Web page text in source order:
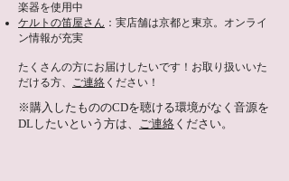
楽器を使用中
ケルトの笛屋さん ：実店舗は京都と東京。オンライ
ン情報が充実
たくさんの方にお届けしたいです！ お取り扱いいた
だける方、 ご連絡 ください！
​※購入したもののCDを聴ける環境がなく音源を
DLしたいという方は、 ご連絡 ください。